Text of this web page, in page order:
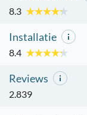
8.3
Installatie
8.4
Reviews
2.839